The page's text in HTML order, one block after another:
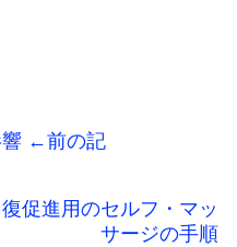
響 ←前の記
促進用のセルフ・マッ
サージの手順